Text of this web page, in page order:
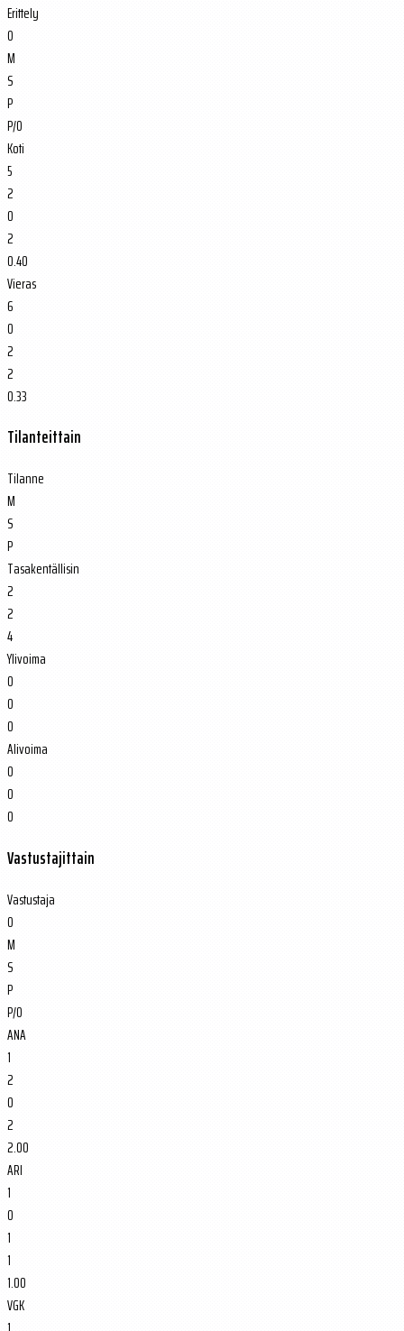
Erittely
O
M
S
P
P/O
Koti
5
2
0
2
0.40
Vieras
6
0
2
2
0.33
Tilanteittain
Tilanne
M
S
P
Tasakentällisin
2
2
4
Ylivoima
0
0
0
Alivoima
0
0
0
Vastustajittain
Vastustaja
O
M
S
P
P/O
ANA
1
2
0
2
2.00
ARI
1
0
1
1
1.00
VGK